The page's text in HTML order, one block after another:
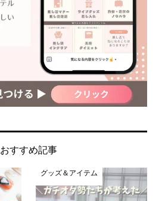
おすすめ記事
グッズ＆アイテム